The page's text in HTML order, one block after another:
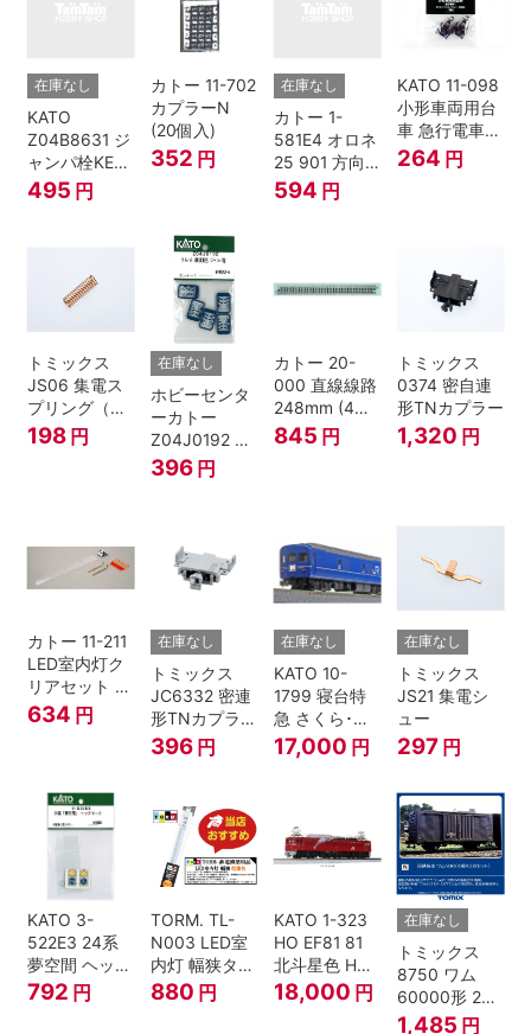
在庫なし
KATO
Z04B8631 ジ
ャンパ栓KE76
濃青 ランナー
495 円
カトー 11-702
カプラーN
(20個入)
352 円
在庫なし
カトー 1-
581E4 オロネ
25 901 方向
幕 4両分
594 円
KATO 11-098
小形車両用台
車 急行電車1
Bトレインシ
ョーティー 対
264 円
トミックス
JS06 集電ス
プリング（Ｌ
=7.5mm・4個
入） 鉄道模型
198 円
在庫なし
ホビーセンタ
ーカトー
Z04J0192 ク
モハ115 横須
賀色 ジャンパ
396 円
カトー 20-
000 直線線路
248mm (4本
入) Nゲージ
845 円
トミックス
0374 密自連
形TNカプラー
1,320 円
カトー 11-211
LED室内灯ク
リアセット N
ゲージ
634 円
在庫なし
トミックス
JC6332 密連
形TNカプラー
(SPグレー電
連付・211系)
396 円
在庫なし
KATO 10-
1799 寝台特
急 さくら･は
やぶさ/富士
24系 9両セッ
17,000 円
在庫なし
トミックス
JS21 集電シ
ュー
297 円
KATO 3-
522E3 24系
夢空間 ヘッド
マーク 4種各1
792 円
TORM. TL-
N003 LED室
内灯 幅狭タイ
プ・電球色 1
880 円
KATO 1-323
HO EF81 81
北斗星色 HO
ゲージ
18,000 円
在庫なし
トミックス
8750 ワム
60000形 2両
セット Nゲー
1,485 円